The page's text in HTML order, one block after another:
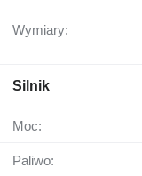
Wymiary:
Silnik
Moc:
Paliwo: